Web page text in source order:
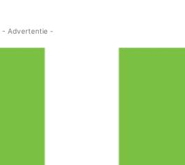
- Advertentie -